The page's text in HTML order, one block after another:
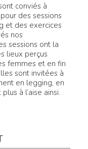
conviés à
des sessions
et des exercices
nos
sessions ont la
lieux perçus
femmes et en fin
sont invitées à
en legging, en
à l’aise ainsi.